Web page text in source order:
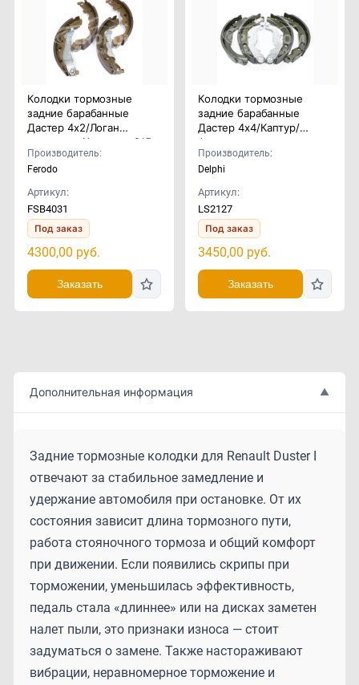
Колодки тормозные
задние барабанные
Дастер 4x2/Логан
универсал/Альмера G15
Производитель:
Ferodo
Артикул:
FSB4031
Под заказ
4300,00 руб.
Заказать
Колодки тормозные
задние барабанные
Дастер 4x4/Каптур/
Аркана
Производитель:
Delphi
Артикул:
LS2127
Под заказ
3450,00 руб.
Заказать
Дополнительная информация ▲
Задние тормозные колодки для Renault Duster I
отвечают за стабильное замедление и
удержание автомобиля при остановке. От их
состояния зависит длина тормозного пути,
работа стояночного тормоза и общий комфорт
при движении. Если появились скрипы при
торможении, уменьшилась эффективность,
педаль стала «длиннее» или на дисках заметен
налет пыли, это признаки износа — стоит
задуматься о замене. Также настораживают
вибрации, неравномерное торможение и